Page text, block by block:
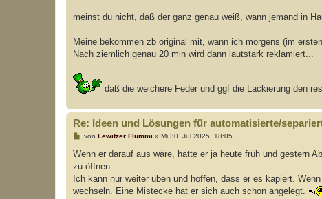
g
meinst du nicht, daß der ganz genau weiß, wann jemand in
Meine bekommen zb original mit, wann ich morgens (im
Nach ziemlich genau 20 min wird dann lautstark reklamiert...
daß die weichere Feder und ggf die Lackierung den
Re: Ideen und Lösungen für automatisierte/
B
i
r
a
von Lewitzer Flummi » Mi 30. Jul 2025, 18:05
Wenn er darauf aus wäre, hätte er ja heute früh und gestern
zu öffnen.
Ich kann nur weiter üben und hoffen, dass er es kapiert.
wechseln. Eine Mistecke hat er sich auch schon angelegt.